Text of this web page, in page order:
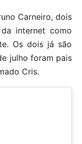
Carneiro, dois
internet como
Os dois já são
julho foram pais
Cris.